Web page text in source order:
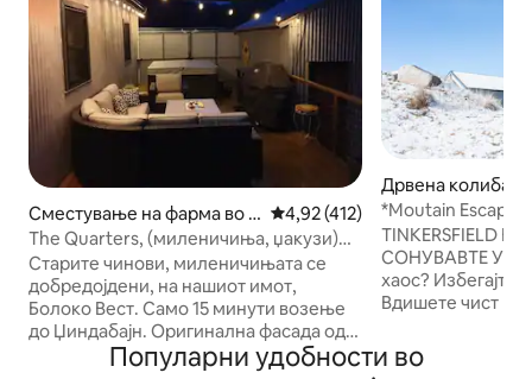
Сместување на фарма во Ji
ndabyne
Просечна оцена: 4,92 од 5,
4,92 (412)
The Quarters, (миленичиња, џакузи)
Farmstay
Старите чинови, миленичињата се
добредојдени, на нашиот имот,
Болоко Вест. Само 15 минути возење
до Џиндабајн. Оригинална фасада од
барака со реновиран ентериер и
Дрвена колиба
бек
*Moutain Escape
дојдовте *
TINKERSFIELD Е
СОНУВАВТЕ Уморни сте од градскиот
хаос? Избегајте
Вдишете чист
уживајте во
готвачи во
Популарни удобности во